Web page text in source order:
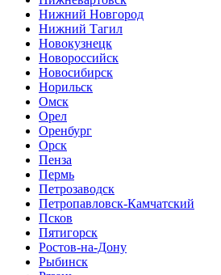
Нижний Новгород
Нижний Тагил
Новокузнецк
Новороссийск
Новосибирск
Норильск
Омск
Орел
Оренбург
Орск
Пенза
Пермь
Петрозаводск
Петропавловск-Камчатский
Псков
Пятигорск
Ростов-на-Дону
Рыбинск